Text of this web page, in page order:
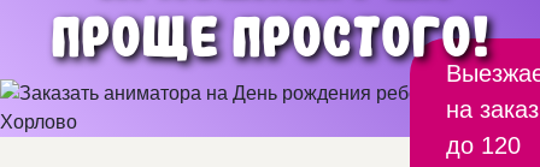
проще простого!
на заказ
до 120